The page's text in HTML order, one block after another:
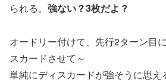
られる。 強ない？3枚だよ？
オードリー付けて、先行2ターン目
スカードさせて～
単純にディスカードが強そうに思